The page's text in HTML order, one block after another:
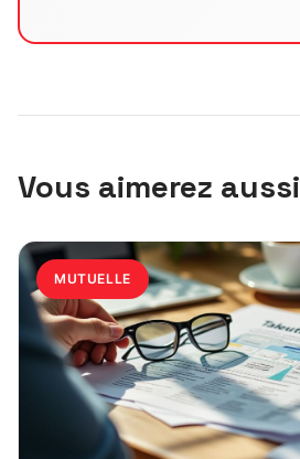
Vous aimerez aussi
MUTUELLE